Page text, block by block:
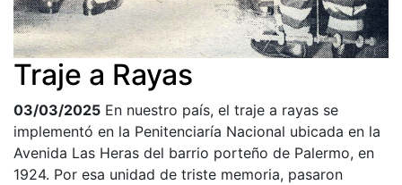
Traje a Rayas
03/03/2025 En nuestro país, el traje a rayas se
implementó en la Penitenciaría Nacional ubicada en la
Avenida Las Heras del barrio porteño de Palermo, en
1924. Por esa unidad de triste memoria, pasaron